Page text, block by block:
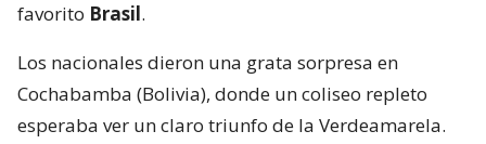
favorito Brasil.
Los nacionales dieron una grata sorpresa en
Cochabamba (Bolivia), donde un coliseo repleto
esperaba ver un claro triunfo de la Verdeamarela.